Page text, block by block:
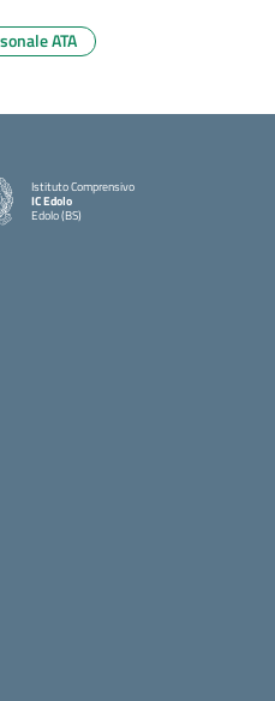
ATA
Istituto Comprensivo
IC Edolo
Edolo (BS)